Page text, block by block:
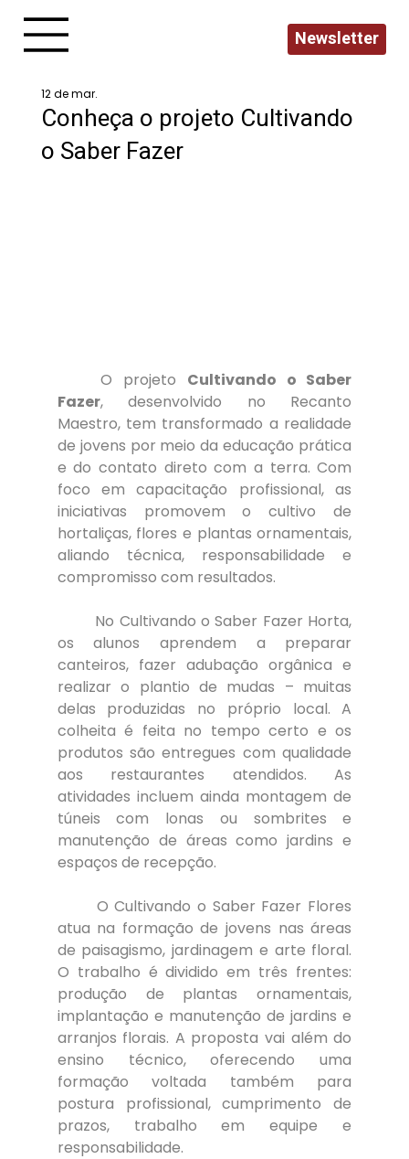
Newsletter
Conheça o projeto Cultivando
o Saber Fazer
12 de mar.
	O projeto
Cultivando o Saber
Fazer, desenvolvido no Recanto
Maestro, tem transformado a realidade
de jovens por meio da educação prática
e do contato direto com a terra. Com
foco em capacitação profissional, as
iniciativas promovem o cultivo de
hortaliças, flores e plantas ornamentais,
aliando técnica, responsabilidade e
compromisso com resultados.
os alunos aprendem a preparar
canteiros, fazer adubação orgânica e
realizar o plantio de mudas – muitas
delas produzidas no próprio local. A
colheita é feita no tempo certo e os
produtos são entregues com qualidade
aos restaurantes atendidos. As
atividades incluem ainda montagem de
túneis com lonas ou sombrites e
manutenção de áreas como jardins e
espaços de recepção.
atua na formação de jovens nas áreas
de paisagismo, jardinagem e arte floral.
O trabalho é dividido em três frentes:
produção de plantas ornamentais,
implantação e manutenção de jardins e
arranjos florais. A proposta vai além do
ensino técnico, oferecendo uma
formação voltada também para
postura profissional, cumprimento de
prazos, trabalho em equipe e
responsabilidade.